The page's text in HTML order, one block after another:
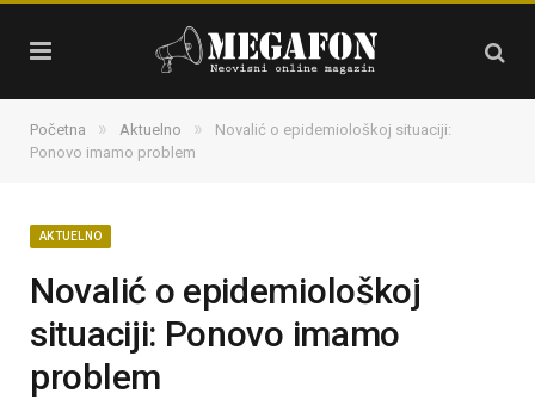
Početna » Aktuelno »
Novalić o epidemiološkoj situaciji:
Ponovo imamo problem
AKTUELNO
Novalić o epidemiološkoj
situaciji: Ponovo imamo
problem